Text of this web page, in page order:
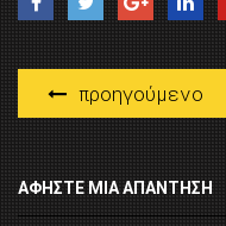
προηγούμενο
ΑΦΉΣΤΕ ΜΙΑ ΑΠΆΝΤΗΣΗ